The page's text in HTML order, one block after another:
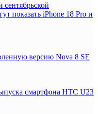
сентябрьской
показать iPhone 18 Pro и
версию Nova 8 SE
смартфона HTC U23